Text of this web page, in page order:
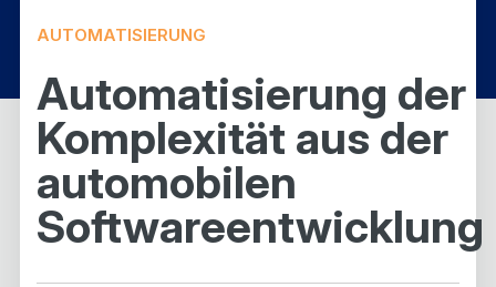
AUTOMATISIERUNG
Automatisierung der
Komplexität aus der
automobilen
Softwareentwicklung